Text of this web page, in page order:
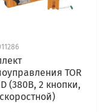
TOR
(380В, 2 кнопки,